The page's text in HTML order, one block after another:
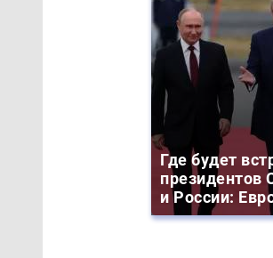
Где будет
и России: